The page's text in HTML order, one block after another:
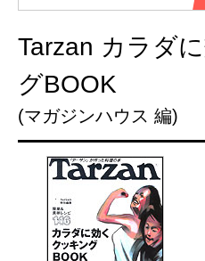
Tarzan カラダ
グBOOK
(マガジンハウス 編)